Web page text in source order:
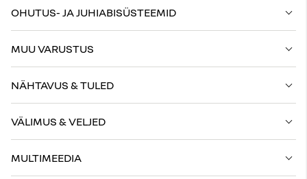
OHUTUS- JA JUHIABISÜSTEEMID
MUU VARUSTUS
NÄHTAVUS & TULED
VÄLIMUS & VELJED
MULTIMEEDIA